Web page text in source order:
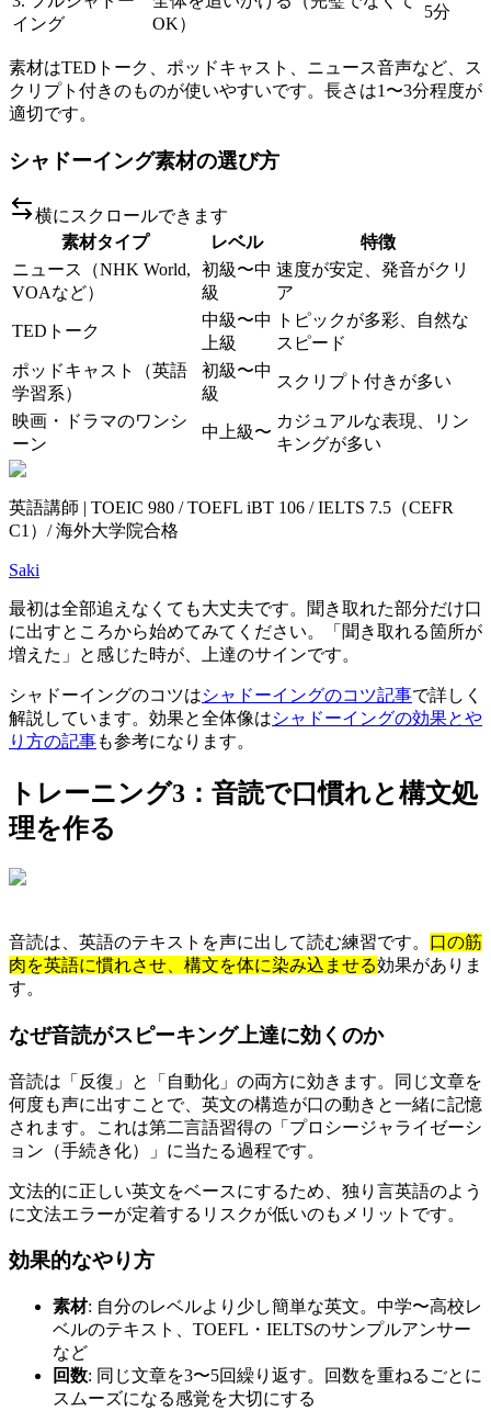
イング
OK）
5分
素材はTEDトーク、ポッドキャスト、ニュース音声など、ス
クリプト付きのものが使いやすいです。長さは1〜3分程度が
適切です。
シャドーイング素材の選び方
横にスクロールできます
素材タイプ
レベル
特徴
ニュース（NHK World,
VOAなど）
初級〜中
級
速度が安定、発音がクリ
ア
TEDトーク
中級〜中
上級
トピックが多彩、自然な
スピード
ポッドキャスト（英語
学習系）
初級〜中
級
スクリプト付きが多い
映画・ドラマのワンシ
ーン
中上級〜
カジュアルな表現、リン
キングが多い
英語講師 | TOEIC 980 / TOEFL iBT 106 / IELTS 7.5（CEFR
C1）/ 海外大学院合格
Saki
最初は全部追えなくても大丈夫です。聞き取れた部分だけ口
に出すところから始めてみてください。「聞き取れる箇所が
増えた」と感じた時が、上達のサインです。
シャドーイングのコツはシャドーイングのコツ記事で詳しく
解説しています。効果と全体像はシャドーイングの効果とや
り方の記事も参考になります。
トレーニング3：音読で口慣れと構文処
理を作る
音読は、英語のテキストを声に出して読む練習です。 口の筋
肉を英語に慣れさせ、構文を体に染み込ませる効果がありま
す。
なぜ音読がスピーキング上達に効くのか
音読は「反復」と「自動化」の両方に効きます。同じ文章を
何度も声に出すことで、英文の構造が口の動きと一緒に記憶
されます。これは第二言語習得の「プロシージャライゼーシ
ョン（手続き化）」に当たる過程です。
文法的に正しい英文をベースにするため、独り言英語のよう
に文法エラーが定着するリスクが低いのもメリットです。
効果的なやり方
素材: 自分のレベルより少し簡単な英文。中学〜高校レ
ベルのテキスト、TOEFL・IELTSのサンプルアンサー
など
回数: 同じ文章を3〜5回繰り返す。回数を重ねるごとに
スムーズになる感覚を大切にする